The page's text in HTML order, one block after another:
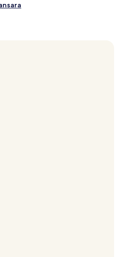
di Petaling Jaya
Sunway Mentari